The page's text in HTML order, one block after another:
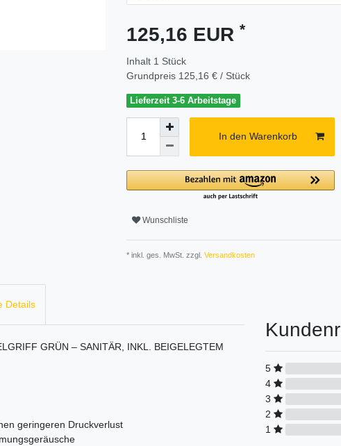
125,16 EUR *
Inhalt 1 Stück
Grundpreis 125,16 € / Stück
Lieferzeit 3-6 Arbeitstage
In den Warenkorb
Wunschliste
* inkl. ges. MwSt. zzgl. Versandkosten
Details
GRÜN – SANITÄR, INKL. BEIGELEGTEM
geringeren Druckverlust
5
4
3
2
1